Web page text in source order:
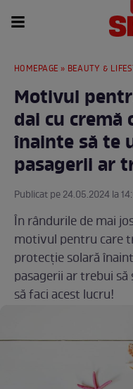
HOMEPAGE » BEAUTY &
Motivul
dai cu cremă
înainte să te
pasagerii ar
Publicat pe 24.05.2024 la
În rândurile de mai
motivul pentru care
protecţie solară
pasagerii ar trebui
să faci acest lucru!